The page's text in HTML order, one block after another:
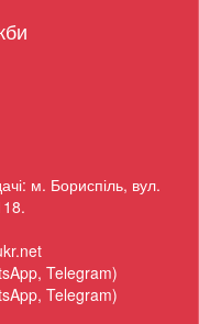
м. Бориспіль, вул.
Telegram)
Telegram)